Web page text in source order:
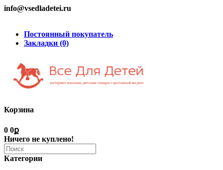
info@vsedladetei.ru
Постоянный покупатель
Закладки (0)
Корзина
0 0ք
Ничего не куплено!
Категории